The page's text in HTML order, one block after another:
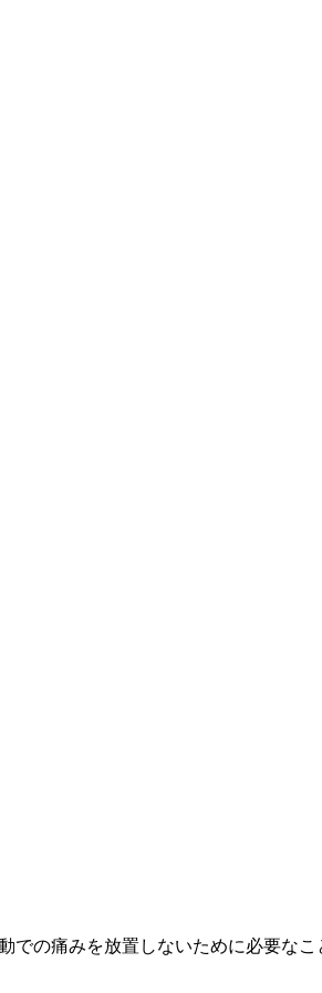
での痛みを放置しないために必要なこ